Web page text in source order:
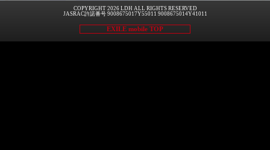
COPYRIGHT 2026 LDH ALL RIGHTS RESERVED
JASRAC許諾番号 9008675017Y55011 9008675014Y41011
EXILE mobile TOP